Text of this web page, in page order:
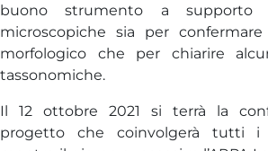
buono strumento a supporto
microscopiche sia per
morfologico che per chiarire
tassonomiche.
Il 12 ottobre 2021 si terrà la
progetto che coinvolgerà tutti i